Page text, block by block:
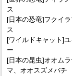
ス
[日本の恐竜]フクイ
ス
[ワイルドキャット]
ー
[日本の昆虫]オオム
マ、オオスズメバチ